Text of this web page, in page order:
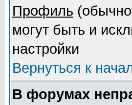
Профиль
могут быть и
настройки
Вернуться к
В форумах